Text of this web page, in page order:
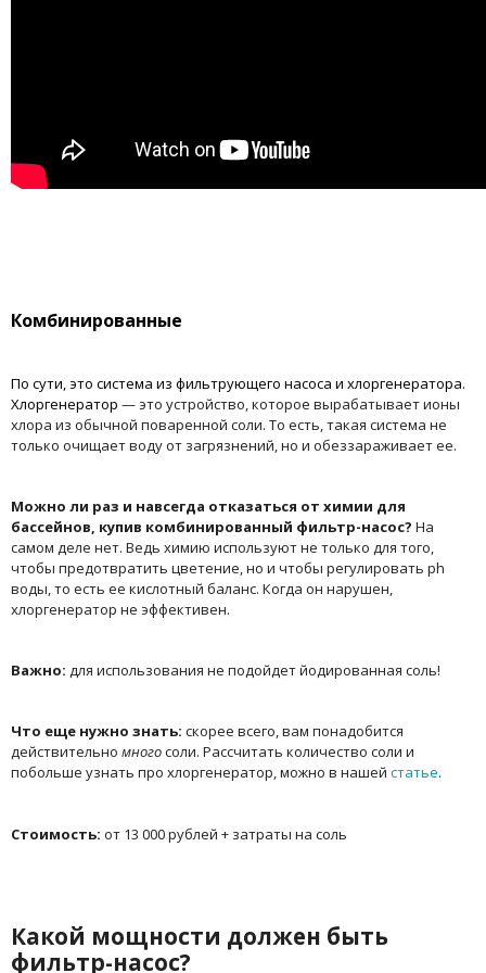
Комбинированные
По сути, это система из фильтрующего насоса и хлоргенератора.
Хлоргенератор — это устройство, которое вырабатывает ионы
хлора из обычной поваренной соли. То есть, такая система не
только очищает воду от загрязнений, но и обеззараживает ее.
Можно ли раз и навсегда отказаться от химии для
бассейнов, купив комбинированный фильтр-насос? На
самом деле нет. Ведь химию используют не только для того,
чтобы предотвратить цветение, но и чтобы регулировать ph
воды, то есть ее кислотный баланс. Когда он нарушен,
хлоргенератор не эффективен.
Важно: для использования не подойдет йодированная соль!
Что еще нужно знать: скорее всего, вам понадобится
действительно многосоли. Рассчитать количество соли и
побольше узнать про хлоргенератор, можно в нашей статье.
Стоимость: от 13 000 рублей + затраты на соль
Какой мощности должен быть
фильтр-насос?